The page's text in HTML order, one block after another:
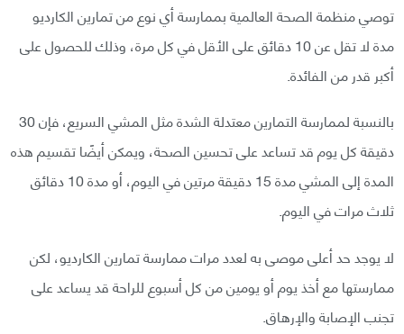
توصي منظمة الصحة العالمية بممارسة أي نوع من تمارين الكارديو
مدة لا تقل عن 10 دقائق على الأقل في كل مرة، وذلك للحصول على
أكبر قدر من الفائدة.
بالنسبة لممارسة التمارين معتدلة الشدة مثل المشي السريع، فإن 30
دقيقة كل يوم قد تساعد على تحسين الصحة، ويمكن أيضًا تقسيم هذه
المدة إلى المشي مدة 15 دقيقة مرتين في اليوم، أو مدة 10 دقائق
ثلاث مرات في اليوم.
لا يوجد حد أعلى موصى به لعدد مرات ممارسة تمارين الكارديو، لكن
ممارستها مع أخذ يوم أو يومين من كل أسبوع للراحة قد يساعد على
تجنب الإصابة والإرهاق.